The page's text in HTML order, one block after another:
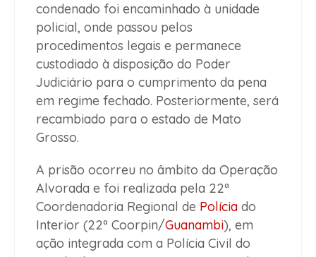
condenado foi encaminhado à unidade
policial, onde passou pelos
procedimentos legais e permanece
custodiado à disposição do Poder
Judiciário para o cumprimento da pena
em regime fechado. Posteriormente, será
recambiado para o estado de Mato
Grosso.
A prisão ocorreu no âmbito da Operação
Alvorada e foi realizada pela 22ª
Coordenadoria Regional de Polícia do
Interior (22ª Coorpin/Guanambi), em
ação integrada com a Polícia Civil do